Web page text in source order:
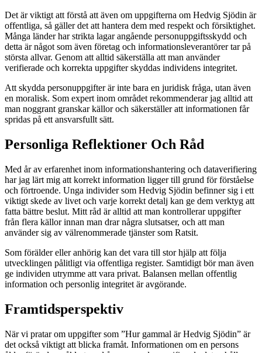
Det är viktigt att förstå att även om uppgifterna om Hedvig Sjödin är
offentliga, så gäller det att hantera dem med respekt och försiktighet.
Många länder har strikta lagar angående personuppgiftsskydd och
detta är något som även företag och informationsleverantörer tar på
största allvar. Genom att alltid säkerställa att man använder
verifierade och korrekta uppgifter skyddas individens integritet.
Att skydda personuppgifter är inte bara en juridisk fråga, utan även
en moralisk. Som expert inom området rekommenderar jag alltid att
man noggrant granskar källor och säkerställer att informationen får
spridas på ett ansvarsfullt sätt.
Personliga Reflektioner Och Råd
Med år av erfarenhet inom informationshantering och dataverifiering
har jag lärt mig att korrekt information ligger till grund för förståelse
och förtroende. Unga individer som Hedvig Sjödin befinner sig i ett
viktigt skede av livet och varje korrekt detalj kan ge dem verktyg att
fatta bättre beslut. Mitt råd är alltid att man kontrollerar uppgifter
från flera källor innan man drar några slutsatser, och att man
använder sig av välrenommerade tjänster som Ratsit.
Som förälder eller anhörig kan det vara till stor hjälp att följa
utvecklingen pålitligt via offentliga register. Samtidigt bör man även
ge individen utrymme att vara privat. Balansen mellan offentlig
information och personlig integritet är avgörande.
Framtidsperspektiv
När vi pratar om uppgifter som ”Hur gammal är Hedvig Sjödin” är
det också viktigt att blicka framåt. Informationen om en persons